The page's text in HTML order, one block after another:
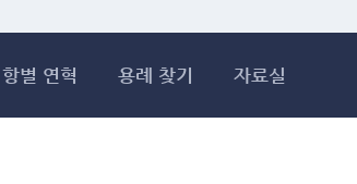
항별 연혁 용례 찾기 자료실